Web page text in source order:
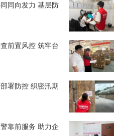
同向发力 基层防
前置风控 筑牢台
署防控 织密汛期
靠前服务 助力企